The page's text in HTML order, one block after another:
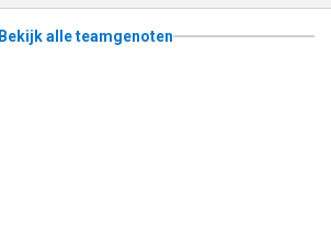
Bekijk alle teamgenoten